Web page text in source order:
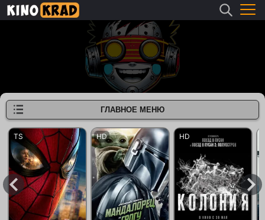
ГЛАВНОЕ МЕНЮ